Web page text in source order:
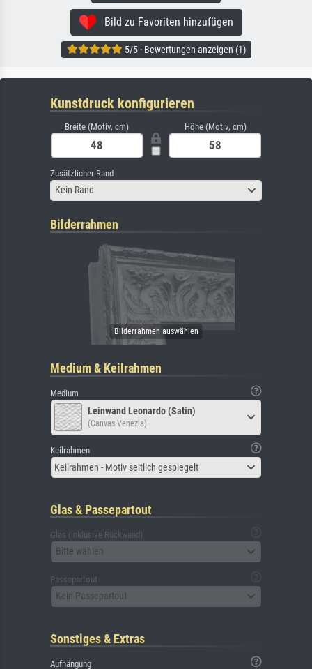
Bild zu Favoriten hinzufügen
5/5 · Bewertungen anzeigen (1)
Kunstdruck konfigurieren
Breite (Motiv, cm) Höhe (Motiv, cm)
Zusätzlicher Rand
Kein Rand
Bilderrahmen
Medium & Keilrahmen
Medium
Leinwand Leonardo (Satin)
(Canvas Venezia)
Keilrahmen
Keilrahmen - Motiv seitlich gespiegelt
Glas & Passepartout
Glas (inklusive Rückwand)
Bitte wählen
Passepartout
Kein Passepartout
Sonstiges & Extras
Aufhängung